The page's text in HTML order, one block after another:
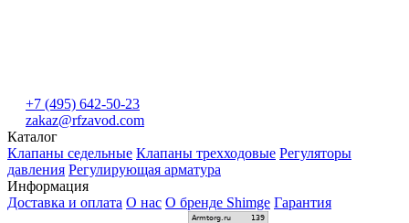
+7 (495) 642-50-23
zakaz@rfzavod.com
Каталог
Клапаны седельные Клапаны трехходовые Регуляторы
давления Регулирующая арматура
Информация
Доставка и оплата О нас О бренде Shimge Гарантия